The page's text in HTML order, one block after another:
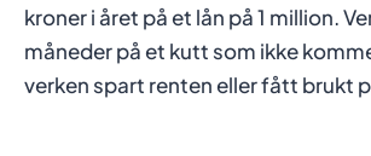
kroner i året på et lån på 1 million.
måneder på et kutt som ikke
verken spart renten eller fått brukt